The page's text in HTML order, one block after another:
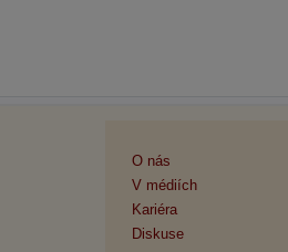
O nás
V médiích
Kariéra
Diskuse